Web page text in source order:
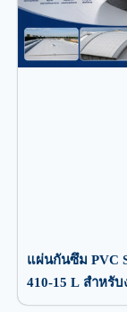
แผ่นกันซึม PVC
410-15 L สำหรั